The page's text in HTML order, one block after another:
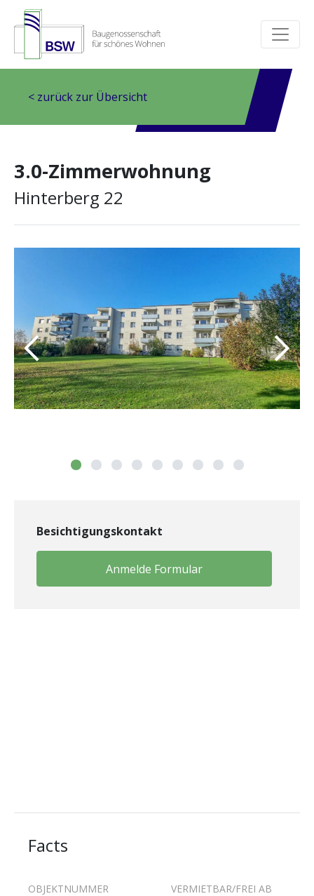
< zurück zur Übersicht
3.0-Zimmerwohnung
Hinterberg 22
Besichtigungskontakt
Anmelde Formular
Facts
OBJEKTNUMMER
VERMIETBAR/FREI AB